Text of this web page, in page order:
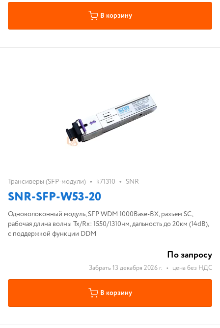
В корзину
Трансиверы (SFP-модули) • k71310 • SNR
SNR-SFP-W53-20
Одноволоконный модуль, SFP WDM 1000Base-BX, разъем SC,
рабочая длина волны Tx/Rx: 1550/1310нм, дальность до 20км (14dB),
с поддержкой функции DDM
По запросу
Забрать 13 декабря 2026 г. • цена без НДС
В корзину